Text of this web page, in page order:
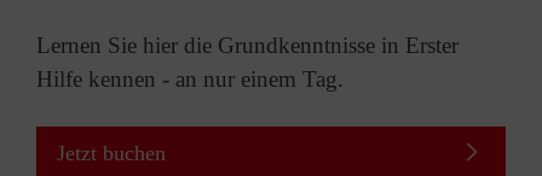
Lernen Sie hier die Grundkenntnisse in Erster
Hilfe kennen - an nur einem Tag.
Jetzt buchen